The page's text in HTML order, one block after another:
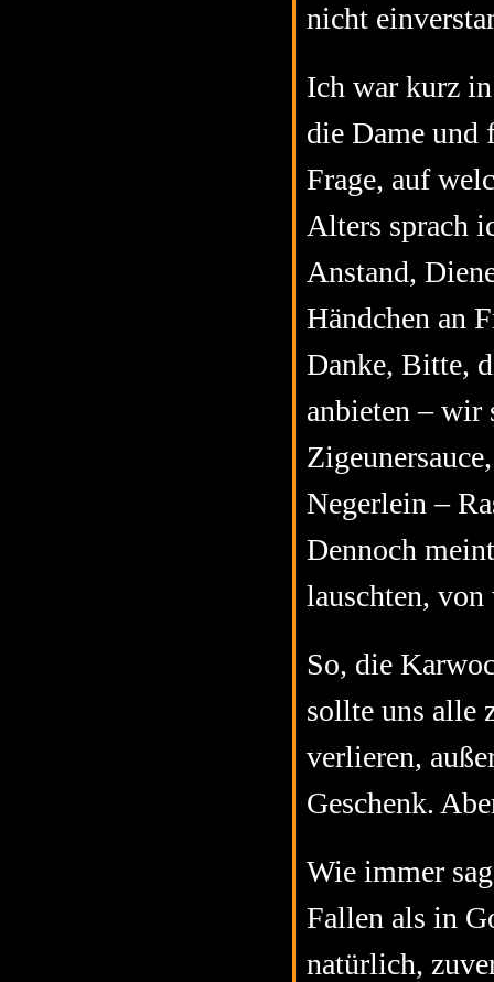
nicht
Ich war kurz
die Dame und
Frage, auf
Alters sprach
Anstand,
Händchen an
Danke, Bitte,
anbieten – wir
Negerlein –
Dennoch
lauschten,
So, die
sollte uns alle
verlieren,
Geschenk.
Wie immer
Fallen als in
natürlich,